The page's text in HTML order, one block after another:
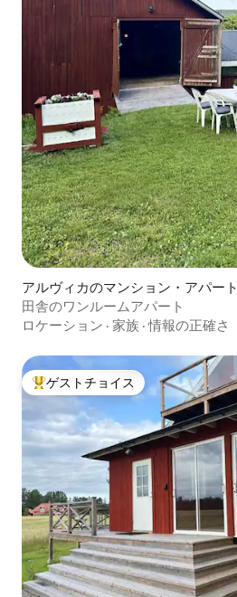
アルヴィカのマンション・アパート
田舎のワンルームアパート
ロケーション · 家族 ·情報の正確さ
大好評のゲストチョイスです。
ゲストチョイス